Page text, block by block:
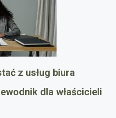
z usług biura
dla właścicieli